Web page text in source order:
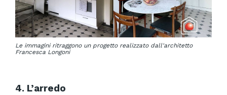
Le immagini ritraggono un progetto realizzato dall'architetto
Francesca Longoni
4. L’arredo